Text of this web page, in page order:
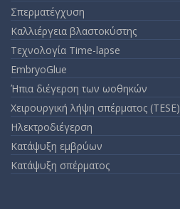
Σπερματέγχυση
Καλλιέργεια βλαστοκύστης
Τεχνολογία Time-lapse
EmbryoGlue
Ήπια διέγερση των ωοθηκών
Χειρουργική λήψη σπέρματος (TESE)
Ηλεκτροδιέγερση
Κατάψυξη εμβρύων
Κατάψυξη σπέρματος